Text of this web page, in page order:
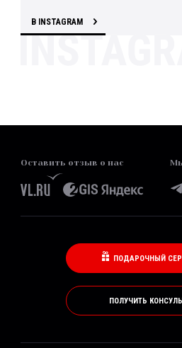
В INSTAGRAM
Оставить отзыв о нас
ПОДАРОЧНЫЙ
ПОЛУЧИТЬ